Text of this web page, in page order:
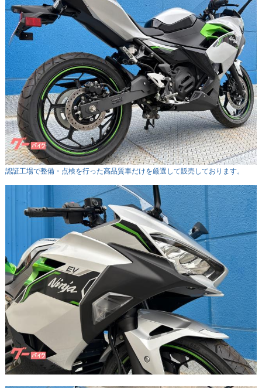
認証工場で整備・点検を行った高品質車だけを厳選して販売しております。